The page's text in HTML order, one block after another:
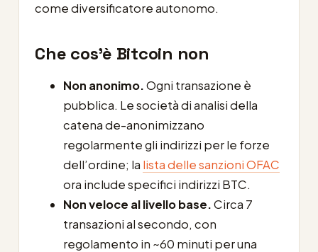
come diversificatore autonomo.
Che cos’è Bitcoin non
Non anonimo.Ogni transazione è
pubblica. Le società di analisi della
catena de-anonimizzano
regolarmente gli indirizzi per le forze
dell’ordine; la lista delle sanzioni OFAC
ora include specifici indirizzi BTC.
Non veloce al livello base.Circa 7
transazioni al secondo, con
regolamento in ~60 minuti per una